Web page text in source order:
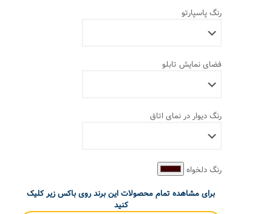
رنگ پاسپارتو
فضای نمایش تابلو
رنگ دیوار در نمای اتاق
رنگ دلخواه
برای مشاهده تمام محصولات این برند روی باکس زیر کلیک
کنید